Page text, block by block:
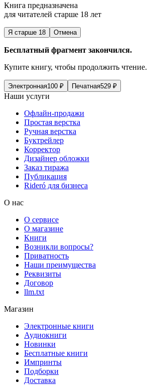
Книга предназначена
для читателей старше 18 лет
Я старше 18 Отмена
Бесплатный фрагмент закончился.
Купите книгу, чтобы продолжить чтение.
Электронная100 ₽ Печатная529 ₽
Наши услуги
Офлайн-продажи
Простая верстка
Ручная верстка
Буктрейлер
Корректор
Дизайнер обложки
Заказ тиража
Публикация
Rideró для бизнеса
О нас
О сервисе
О магазине
Книги
Возникли вопросы?
Приватность
Наши преимущества
Реквизиты
Договор
llm.txt
Магазин
Электронные книги
Аудиокниги
Новинки
Бесплатные книги
Импринты
Подборки
Доставка